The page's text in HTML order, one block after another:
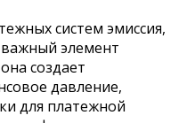
систем эмиссия,
элемент
создает
давление,
для платежной